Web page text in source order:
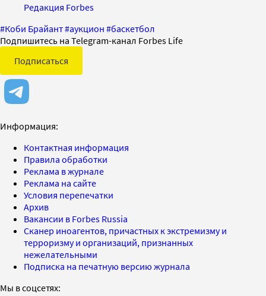
Редакция Forbes
#Коби Брайант#аукцион #баскетбол
Подпишитесь на Telegram-канал Forbes Life
Подписаться
Информация:
Контактная информация
Правила обработки
Реклама в журнале
Реклама на сайте
Условия перепечатки
Архив
Вакансии в Forbes Russia
Сканер иноагентов, причастных к экстремизму и
терроризму и организаций, признанных
нежелательными
Подписка на печатную версию журнала
Мы в соцсетях: